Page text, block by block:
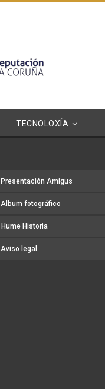
TECNOLOXÍA
Presentación Amigus
Album fotográfico
Hume Historia
Aviso legal